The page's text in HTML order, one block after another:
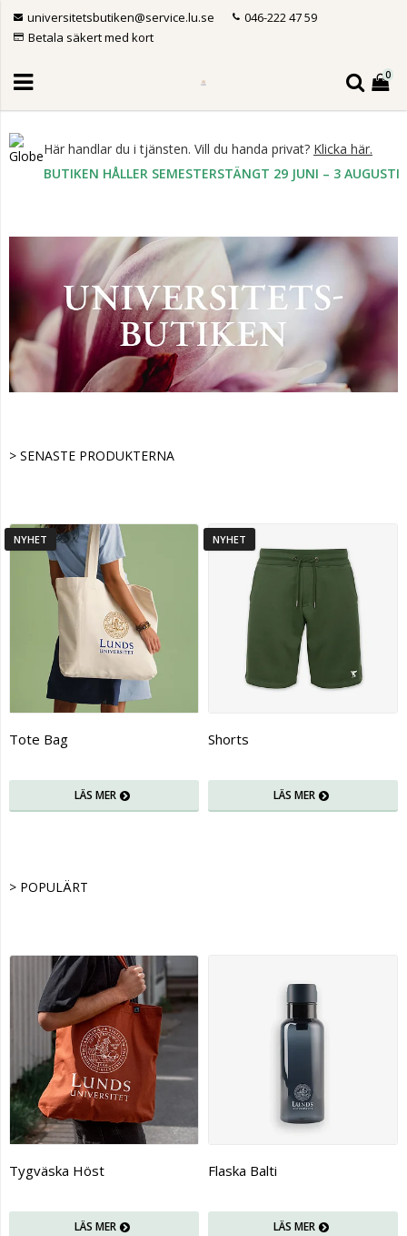
universitetsbutiken@service.lu.se
046-222 47 59
Betala säkert med kort
0
Här handlar du i tjänsten. Vill du handa privat? Klicka här.
BUTIKEN HÅLLER SEMESTERSTÄNGT 29 JUNI – 3 AUGUSTI
> SENASTE PRODUKTERNA
NYHET
Tote Bag
LÄS MER
NYHET
Shorts
LÄS MER
> POPULÄRT
Tygväska Höst
LÄS MER
Flaska Balti
LÄS MER